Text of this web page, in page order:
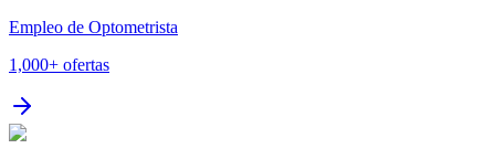
Empleo de Optometrista
1,000+ ofertas